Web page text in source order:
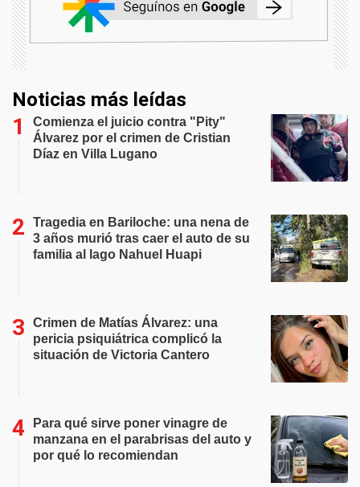
Noticias más leídas
Comienza el juicio contra "Pity"
Álvarez por el crimen de Cristian
Díaz en Villa Lugano
Tragedia en Bariloche: una nena de
3 años murió tras caer el auto de su
familia al lago Nahuel Huapi
Crimen de Matías Álvarez: una
pericia psiquiátrica complicó la
situación de Victoria Cantero
Para qué sirve poner vinagre de
manzana en el parabrisas del auto y
por qué lo recomiendan